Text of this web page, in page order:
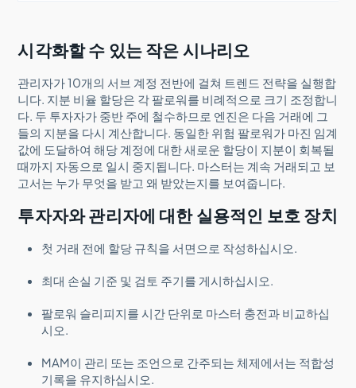
시각화할 수 있는 작은 시나리오
관리자가 10개의 서브 계정 전반에 걸쳐 트렌드 전략을 실행합
니다. 지분 비율 할당은 각 팔로워를 비례적으로 크기 조정합니
다. 두 투자자가 중반 주에 철수하므로 엔진은 다음 거래에 그
들의 지분을 다시 계산합니다. 동일한 위험 팔로워가 마진 임계
값에 도달하여 해당 계정에 대한 새로운 할당이 지분이 회복될
때까지 자동으로 일시 중지됩니다. 마스터는 계속 거래되고 보
고서는 누가 무엇을 받고 왜 받았는지를 보여줍니다.
투자자와 관리자에 대한 실용적인 보호 장치
첫 거래 전에 할당 규칙을 서면으로 작성하십시오.
최대 손실 기준 및 검토 주기를 게시하십시오.
팔로워 슬리피지를 시간 단위로 마스터 충전과 비교하십
시오.
MAM이 관리 또는 조언으로 간주되는 체제에서는 적합성
기록을 유지하십시오.